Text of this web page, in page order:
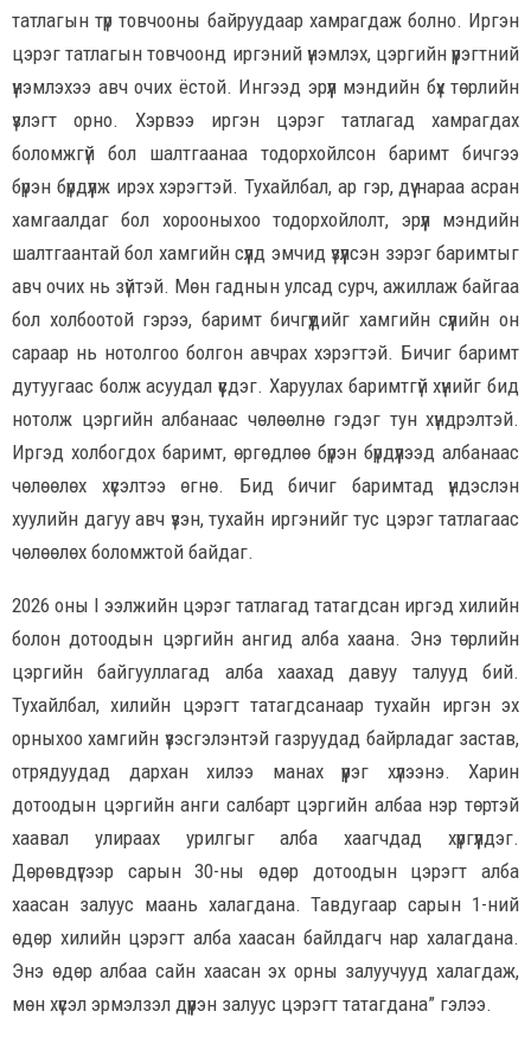
татлагын түр товчооны байруудаар хамрагдаж болно. Иргэн
цэрэг татлагын товчоонд иргэний үнэмлэх, цэргийн үүрэгтний
үнэмлэхээ авч очих ёстой. Ингээд эрүүл мэндийн бүх төрлийн
үзлэгт орно. Хэрвээ иргэн цэрэг татлагад хамрагдах
боломжгүй бол шалтгаанаа тодорхойлсон баримт бичгээ
бүрэн бүрдүүлж ирэх хэрэгтэй. Тухайлбал, ар гэр, дүү нараа асран
хамгаалдаг бол хорооныхоо тодорхойлолт, эрүүл мэндийн
шалтгаантай бол хамгийн сүүлд эмчид үзүүлсэн зэрэг баримтыг
авч очих нь зүйтэй. Мөн гаднын улсад сурч, ажиллаж байгаа
бол холбоотой гэрээ, баримт бичгүүдийг хамгийн сүүлийн он
сараар нь нотолгоо болгон авчрах хэрэгтэй. Бичиг баримт
дутуугаас болж асуудал үүсдэг. Харуулах баримтгүй хүнийг бид
нотолж цэргийн албанаас чөлөөлнө гэдэг тун хүндрэлтэй.
Иргэд холбогдох баримт, өргөдлөө бүрэн бүрдүүлээд албанаас
чөлөөлөх хүсэлтээ өгнө. Бид бичиг баримтад үндэслэн
хуулийн дагуу авч үзэн, тухайн иргэнийг тус цэрэг татлагаас
чөлөөлөх боломжтой байдаг.
2026 оны I ээлжийн цэрэг татлагад татагдсан иргэд хилийн
болон дотоодын цэргийн ангид алба хаана. Энэ төрлийн
цэргийн байгууллагад алба хаахад давуу талууд бий.
Тухайлбал, хилийн цэрэгт татагдсанаар тухайн иргэн эх
орныхоо хамгийн үзэсгэлэнтэй газруудад байрладаг застав,
отрядуудад дархан хилээ манах үүрэг хүлээнэ. Харин
дотоодын цэргийн анги салбарт цэргийн албаа нэр төртэй
хаавал улираах урилгыг алба хаагчдад хүргүүлдэг.
Дөрөвдүгээр сарын 30-ны өдөр дотоодын цэрэгт алба
хаасан залуус маань халагдана. Тавдугаар сарын 1-ний
өдөр хилийн цэрэгт алба хаасан байлдагч нар халагдана.
Энэ өдөр албаа сайн хаасан эх орны залуучууд халагдаж,
мөн хүсэл эрмэлзэл дүүрэн залуус цэрэгт татагдана” гэлээ.